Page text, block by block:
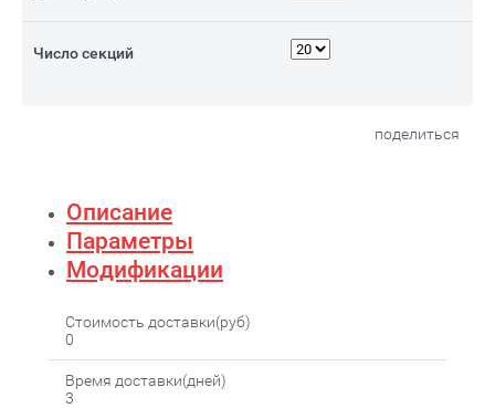
Число секций
поделиться
Описание
Параметры
Модификации
Стоимость доставки(руб)
0
Время доставки(дней)
3